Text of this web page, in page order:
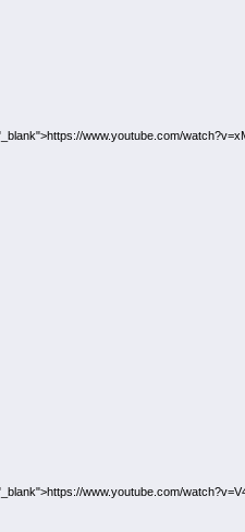
www.youtube.com/
www.youtube.com/